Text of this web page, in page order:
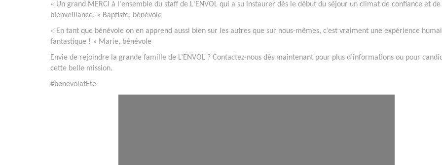
« Un grand MERCI à l'ensemble du staff de L'ENVOL qui a su instaurer dès le début du séjour un climat de confiance et de
bienveillance. » Baptiste, bénévole
« En tant que bénévole on en apprend aussi bien sur les autres que sur nous-mêmes, c’est vraiment une expérience
fantastique ! » Marie, bénévole
Envie de rejoindre la grande famille de L’ENVOL ? Contactez-nous dès maintenant pour plus d’informations ou pour
cette belle mission.
#benevolatEte